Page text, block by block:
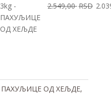
3kg -
ПАХУЉИЦЕ
ОД ХЕЉДЕ
2.549,00RSD
ПАХУЉИЦЕ ОД ХЕЉДЕ,